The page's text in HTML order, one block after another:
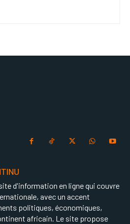
d'information en ligne qui couvre
avec un accent
politiques, économiques,
africain. Le site propose